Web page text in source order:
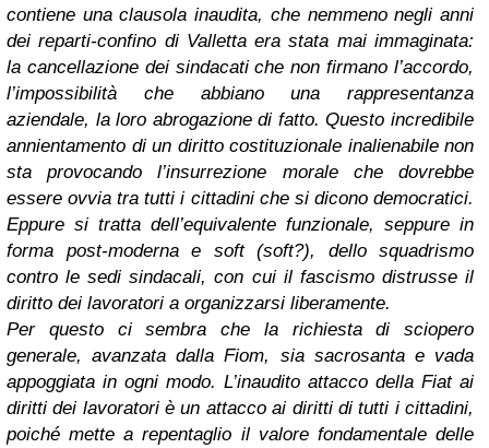
contiene una clausola inaudita, che nemmeno negli anni
dei reparti-confino di Valletta era stata mai immaginata:
la cancellazione dei sindacati che non firmano l’accordo,
l’impossibilità che abbiano una rappresentanza
aziendale, la loro abrogazione di fatto. Questo incredibile
annientamento di un diritto costituzionale inalienabile non
sta provocando l’insurrezione morale che dovrebbe
essere ovvia tra tutti i cittadini che si dicono democratici.
Eppure si tratta dell’equivalente funzionale, seppure in
forma post-moderna e soft (soft?), dello squadrismo
contro le sedi sindacali, con cui il fascismo distrusse il
diritto dei lavoratori a organizzarsi liberamente.
Per questo ci sembra che la richiesta di sciopero
generale, avanzata dalla Fiom, sia sacrosanta e vada
appoggiata in ogni modo. L’inaudito attacco della Fiat ai
diritti dei lavoratori è un attacco ai diritti di tutti i cittadini,
poiché mette a repentaglio il valore fondamentale delle